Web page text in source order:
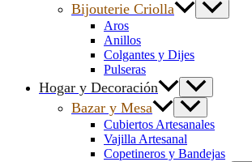
Bijouterie Criolla
Aros
Anillos
Colgantes y Dijes
Pulseras
Hogar y Decoración
Bazar y Mesa
Cubiertos Artesanales
Vajilla Artesanal
Copetineros y Bandejas